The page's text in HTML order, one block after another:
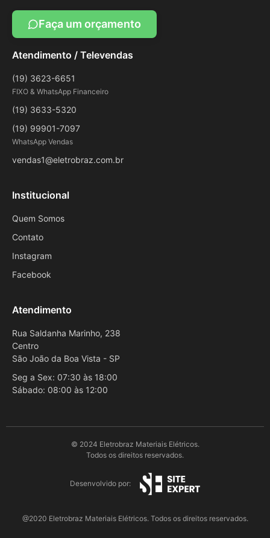
Faça um orçamento
Atendimento / Televendas
(19) 3623-6651
FIXO & WhatsApp Financeiro
(19) 3633-5320
(19) 99901-7097
WhatsApp Vendas
vendas1@eletrobraz.com.br
Institucional
Quem Somos
Contato
Instagram
Facebook
Atendimento
Rua Saldanha Marinho, 238
Centro
São João da Boa Vista - SP
Seg a Sex: 07:30 às 18:00
Sábado: 08:00 às 12:00
© 2024 Eletrobraz Materiais Elétricos.
Todos os direitos reservados.
Desenvolvido por:
@2020 Eletrobraz Materiais Elétricos. Todos os direitos reservados.